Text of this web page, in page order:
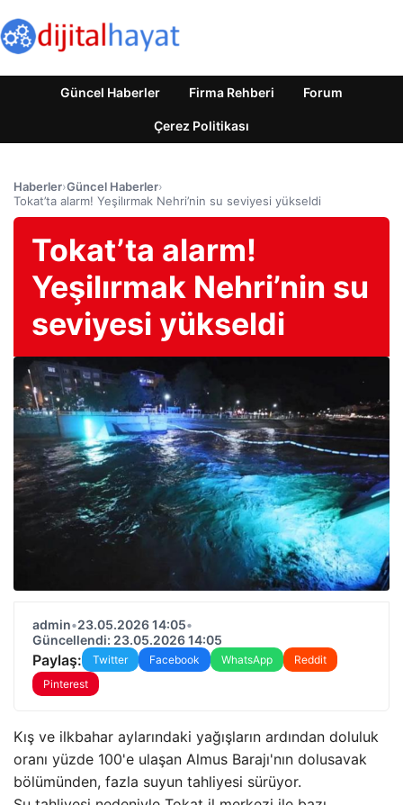
Güncel Haberler Firma Rehberi Forum
Çerez Politikası
Haberler›Güncel Haberler›
Tokat’ta alarm! Yeşilırmak Nehri’nin su seviyesi yükseldi
Tokat’ta alarm!
Yeşilırmak Nehri’nin su
seviyesi yükseldi
admin•23.05.2026 14:05•
Güncellendi: 23.05.2026 14:05
Paylaş: Twitter Facebook WhatsApp
Reddit
Pinterest
Kış ve ilkbahar aylarındaki yağışların ardından doluluk
oranı yüzde 100'e ulaşan Almus Barajı'nın dolusavak
bölümünden, fazla suyun tahliyesi sürüyor.